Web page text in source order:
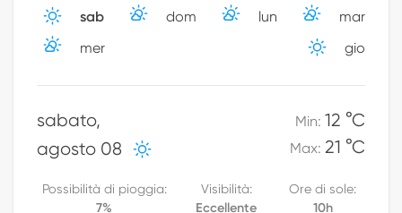
sab dom lun
mar
mer
gio
sabato,
agosto 08
Min: 12 °C
Max: 21 °C
Possibilità di pioggia:
7%
Visibilità:
Eccellente
Ore di sole:
10h